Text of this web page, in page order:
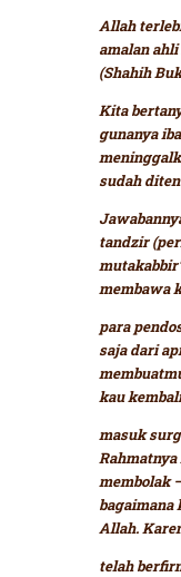
Allah
amalan
(Shahih
Kita
gunanya
sudah
tandzir
membawa
para
saja dari
kau
masuk
membolak
bagaimana
Allah.
telah